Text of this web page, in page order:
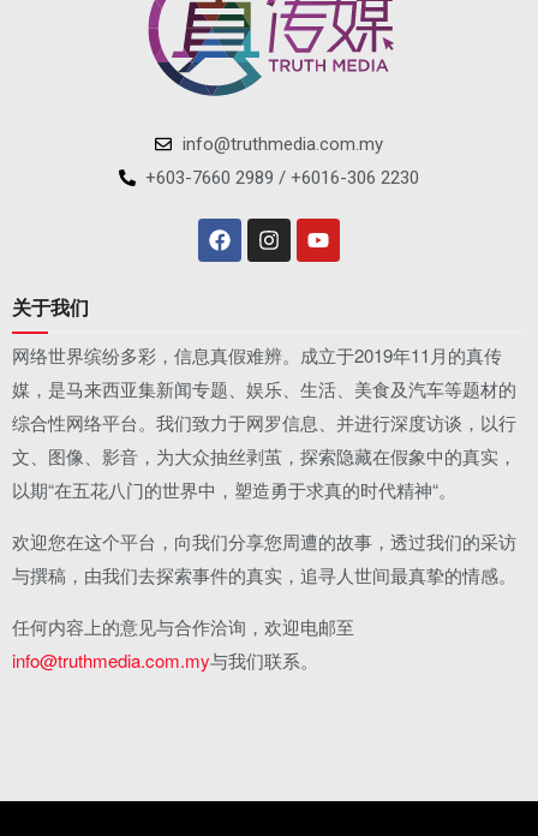
info@truthmedia.com.my
+603-7660 2989 / +6016-306 2230
关于我们
网络世界缤纷多彩，信息真假难辨。成立于2019年11月的真传
媒，是马来西亚集新闻专题、娱乐、生活、美食及汽车等题材的
综合性网络平台。我们致力于网罗信息、并进行深度访谈，以行
文、图像、影音，为大众抽丝剥茧，探索隐藏在假象中的真实，
以期“在五花八门的世界中，塑造勇于求真的时代精神“。
欢迎您在这个平台，向我们分享您周遭的故事，透过我们的采访
与撰稿，由我们去探索事件的真实，追寻人世间最真挚的情感。
任何内容上的意见与合作洽询，欢迎电邮至
info@truthmedia.com.my与我们联系。